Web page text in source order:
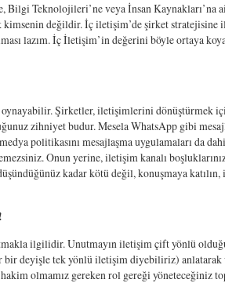
Teknolojileri’ne veya İnsan Kaynakları’na
değildir. İç iletişim’de şirket
lazım. İç İletişim’in değerini böyle ortaya
Şirketler, iletişimlerini dönüştürmek
zihniyet budur. Mesela WhatsApp gibi
politikasını mesajlaşma uygulamaları da
Onun yerine, iletişim kanalı
kadar kötü değil, konuşmaya
ilgilidir. Unutmayın iletişim çift yönlü
bir deyişle tek yönlü iletişim diyebiliriz) anlatarak
olmamız gereken rol gereği yöneteceğiniz